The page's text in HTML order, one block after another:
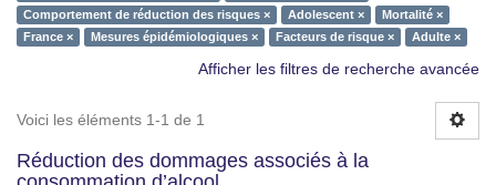
Comportement de réduction des risques ×
Adolescent ×
Mortalité ×
France ×
Mesures épidémiologiques × Facteurs de risque × Adulte ×
Afficher les filtres de recherche avancée
Voici les éléments 1-1 de 1
Réduction des dommages associés à la